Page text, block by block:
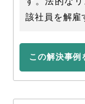
該社員を解雇
この解決事例